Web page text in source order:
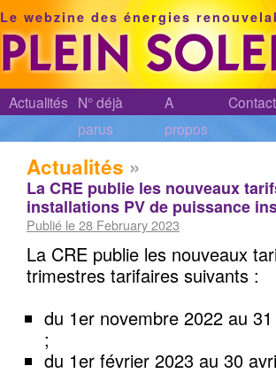
Le webzine des énergies
Actualités N° déjà
parus
A
propos
Contact
Actualités »
La CRE publie les nouveaux
installations PV de puissance
Publié le 28 February 2023
La CRE publie les nouveaux
trimestres tarifaires suivants :
du 1er novembre 2022 au
;
du 1er février 2023 au 30